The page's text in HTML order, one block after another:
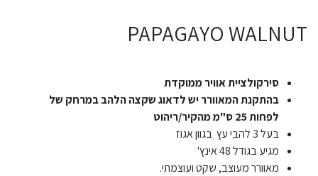
PAPAGAYO WALNUT
סירקולציית אוויר ממוקדת
בהתקנת המאוורר יש לדאוג שקצה הלהב במרחק של
לפחות 25 ס"מ מהקיר/ריהוט
בעל 3 להבי עץ בגוון אגוז
מגיע בגודל 48 אינץ'
מאוורר מעוצב, שקט ועוצמתי.